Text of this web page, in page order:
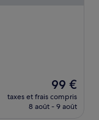
Le
nouveau
prix
99 €
taxes et frais compris
8 août - 9 août